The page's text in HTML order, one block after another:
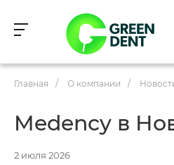
Главная / О компании /
Medency в
2 июля 2026